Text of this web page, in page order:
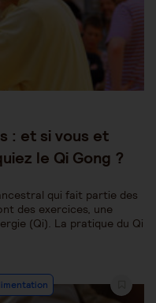
: et si vous et
le Qi Gong ?
qui fait partie des
des exercices, une
(Qi). La pratique du Qi